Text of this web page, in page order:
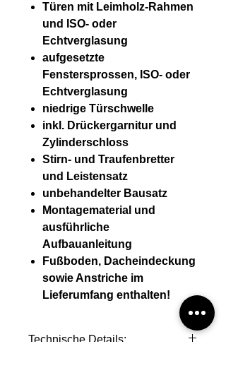
Türen mit Leimholz-Rahmen
und ISO- oder
Echtverglasung
aufgesetzte
Fenstersprossen, ISO- oder
Echtverglasung
niedrige Türschwelle
inkl. Drückergarnitur und
Zylinderschloss
Stirn- und Traufenbretter
und Leistensatz
unbehandelter Bausatz
Montagematerial und
ausführliche
Aufbauanleitung
Fußboden, Dacheindeckung
sowie Anstriche im
Lieferumfang enthalten!
Technische Details: